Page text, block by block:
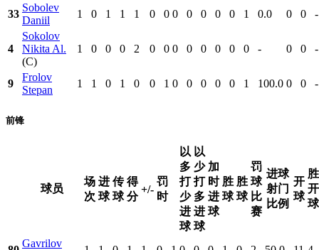
33
Sobolev
Daniil
1 0 1 1 1 0 0 0 0 0 0 0 1 0.0 0 0 -
4
Sokolov
Nikita Al.
(C)
1 0 0 0 2 0 0 0 0 0 0 0 0 - 0 0 -
9
Frolov
Stepan
1 1 0 1 0 0 1 0 0 0 0 0 1 100.0 0 0 -
前锋
球员
场
次
进
球
传
球
得
分
+/-
罚
时
以
多
打
少
进
球
以
少
打
多
进
球
加
时
进
球
胜
球
胜
球
罚
球
比
赛
进球
射门
比例
开
球
胜
开
球
Gavrilov